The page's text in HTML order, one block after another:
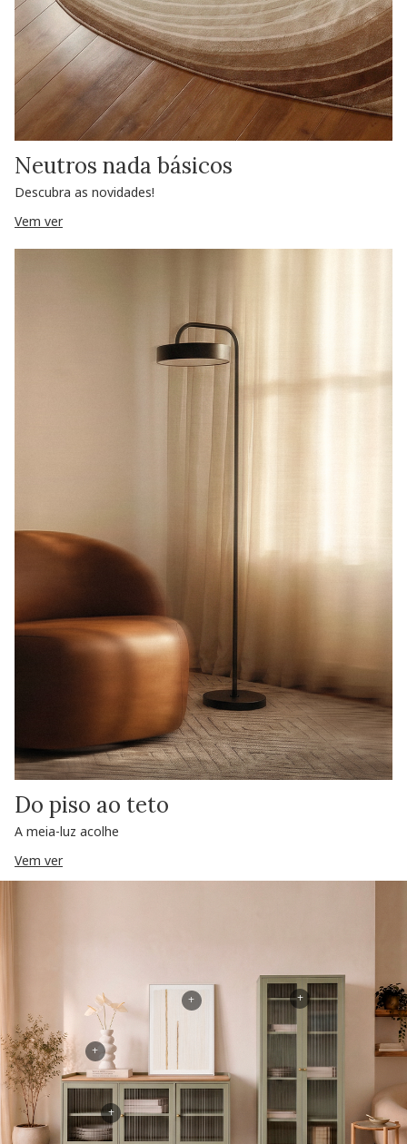
Neutros nada básicos
Descubra as novidades!
Vem ver
Do piso ao teto
A meia-luz acolhe
Vem ver
+
+
+
+